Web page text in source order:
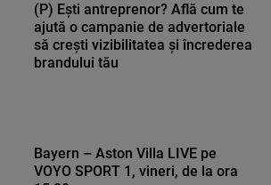
(P) Ești antreprenor? Află cum te
ajută o campanie de advertoriale
să crești vizibilitatea și încrederea
brandului tău
Bayern – Aston Villa LIVE pe
VOYO SPORT 1, vineri, de la ora